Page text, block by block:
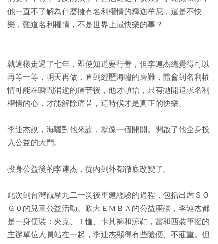
他一直不了解為什麼擁有名利權情的釋迦牟尼，還是不快
樂，難道名利權情，不是世界上最快樂的事？
就這樣走過了七年，即使知道要行善，但李連杰總覺得可以
再等一等，明天再做，直到經歷海嘯的磨難，體會到名利權
情可能在瞬間消逝的痛苦後，他才頓悟，只有拋開追求名利
權情的心，才能解除痛苦，這時候才是真正的快樂。
李連杰說，海嘯對他來說，就像一個開關。開啟了他全身投
入公益的大門。
投身公益後的李連杰，從內到外都徹底改變了。
此次到台灣觀摩九二一災後重建經驗的過程，包括出席ＳＯ
ＧＯ的兒童公益活動、政大ＥＭＢＡ的公益座談，李連杰都
是一身便裝：夾克、Ｔ恤、卡其褲和涼鞋，當和西裝筆挺的
主辦單位人員站在一起，李連杰顯得有些隨便、不莊重。但